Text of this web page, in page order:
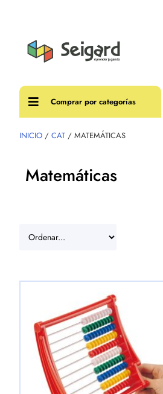
Comprar por categorías
INICIO / CAT / MATEMÁTICAS
Matemáticas